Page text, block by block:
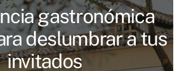
gastronómica
deslumbrar a tus
invitados